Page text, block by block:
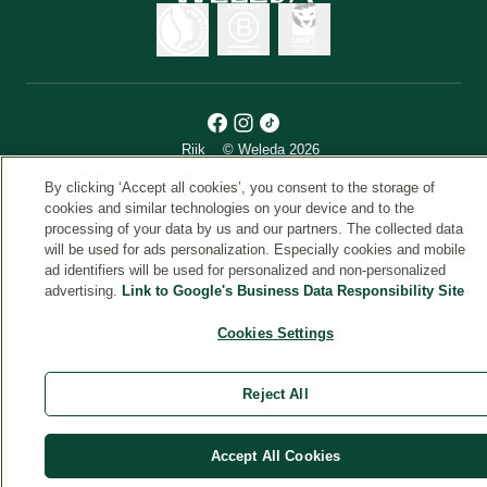
Riik © Weleda 2026
Weleda
By clicking ‘Accept all cookies’, you consent to the storage of
cookies and similar technologies on your device and to the
processing of your data by us and our partners. The collected data
will be used for ads personalization. Especially cookies and mobile
ad identifiers will be used for personalized and non-personalized
advertising. Link to Google's Business Data Responsibility Site
Cookies Settings
Reject All
Accept All Cookies